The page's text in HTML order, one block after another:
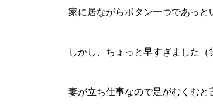
家に居ながらボタン一つであっと
しかし、ちょっと早すぎました（
妻が立ち仕事なので足がむくむと